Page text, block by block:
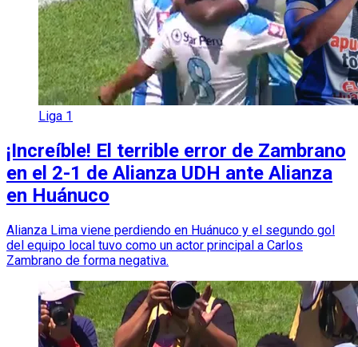
Liga 1
¡Increíble! El terrible error de Zambrano
en el 2-1 de Alianza UDH ante Alianza
en Huánuco
Alianza Lima viene perdiendo en Huánuco y el segundo gol
del equipo local tuvo como un actor principal a Carlos
Zambrano de forma negativa.